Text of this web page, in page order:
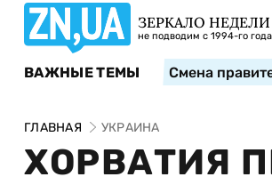
ЗЕРКАЛО НЕДЕЛИ
не подводим с 1994-го года
ВАЖНЫЕ ТЕМЫ Смена
ГЛАВНАЯ УКРАИНА
ХОРВАТИЯ